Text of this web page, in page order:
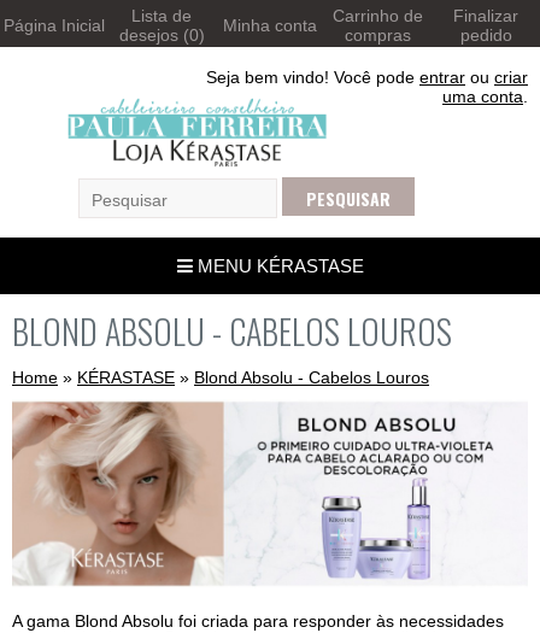
Página Inicial
Lista de
desejos (0)
Minha conta
Carrinho de
compras
Finalizar
pedido
Seja bem vindo! Você pode entrar ou criar
uma conta
MENU KÉRASTASE
BLOND ABSOLU - CABELOS LOUROS
Home » KÉRASTASE » Blond Absolu - Cabelos Louros
A gama Blond Absolu foi criada para responder às necessidades